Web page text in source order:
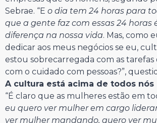
Sebrae. “E o dia tem 24 horas para
que a gente faz com essas 24 horas
diferença na nossa vida. Mas, como
dedicar aos meus negócios se eu,
estou sobrecarregada com as tarefas
com o cuidado com pessoas?”,
A cultura está acima de todos nós
“É claro que as mulheres estão em
eu quero ver mulher em cargo
ver mulher mandando, quero ver